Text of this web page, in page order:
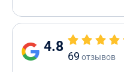
4.8
69 отзывов